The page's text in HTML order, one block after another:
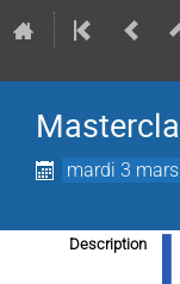
mardi 3
Description